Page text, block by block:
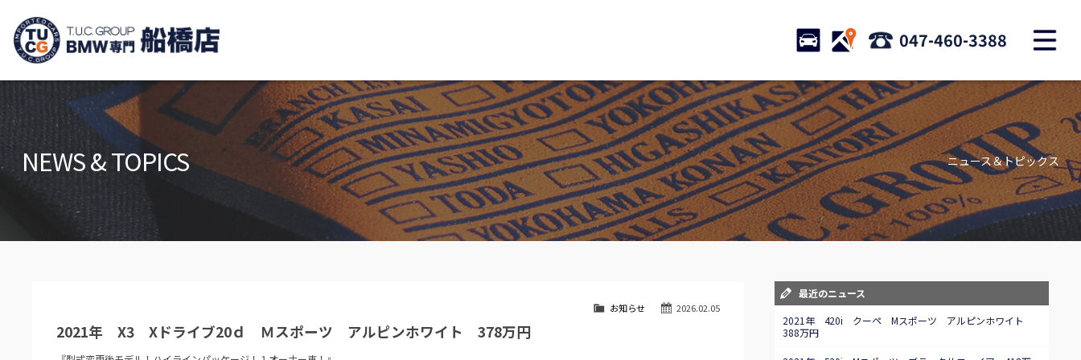
STOCK ACCESS 047-460-3388
ニュース
News and Topics
在庫リスト
Stock list
目玉車両一覧
Features Stock list
店舗紹介
Shop information
保証＆サービス
Warranty and Serivce
アクセスマップ
Access map
全国納車
Delivery service
お問い合わせ
Contact us
特別作業について
Special service
オーダーサービス
Order service
買取無料査定
Trade in
自動車保険
Car insurance
スタッフblog
会社概要
NEWS & TOPICS ニュース＆トピックス
2026.02.05
お知らせ
2021年 X3 Xドライブ20ｄ Ｍスポーツ アルピンホワイト 378万円
最近のニュース
2021年 420i クーペ Mスポーツ アルピンホワイト
388万円